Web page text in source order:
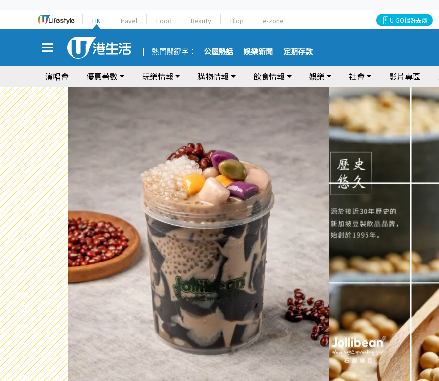
HK Travel Food Beauty Blog e-zone U GO搵好去處
熱門關鍵字： 公屋熱話 娛樂新聞 定期存款
演唱會 優惠著數 玩樂情報 購物情報 飲食情報 娛樂 社會 影片專區